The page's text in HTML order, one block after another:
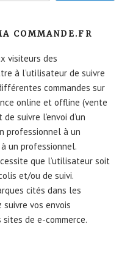
COMMANDE.FR
visiteurs des
à l’utilisateur de suivre
commandes sur
online et offline (vente
suivre l’envoi d’un
professionnel à un
un professionnel.
que l’utilisateur soit
et/ou de suivi.
cités dans les
vos envois
de e-commerce.